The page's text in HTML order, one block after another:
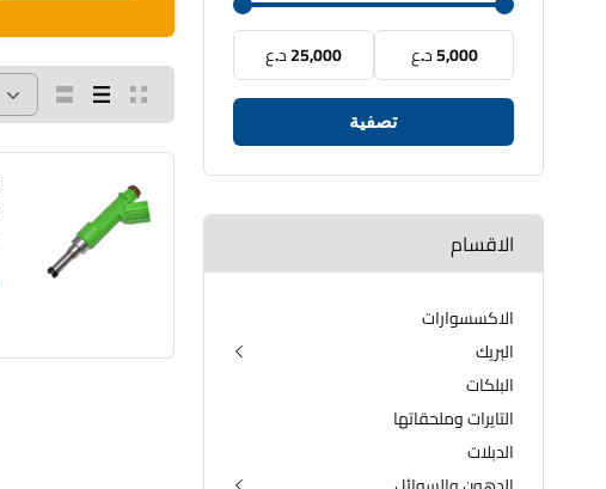
تصفية
5,000 د.ع 25,000 د.ع
الاقسام
الاكسسوارات
البريك
الدسكات الامامية والخلفية
الفلنجات
البلكات
التايرات وملحقاتها
الدبلات